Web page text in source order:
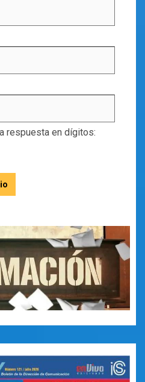
respuesta en dígitos: